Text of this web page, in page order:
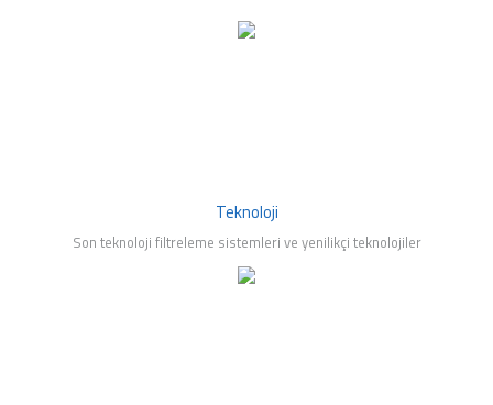
Teknoloji
Son teknoloji filtreleme sistemleri ve yenilikçi teknolojiler